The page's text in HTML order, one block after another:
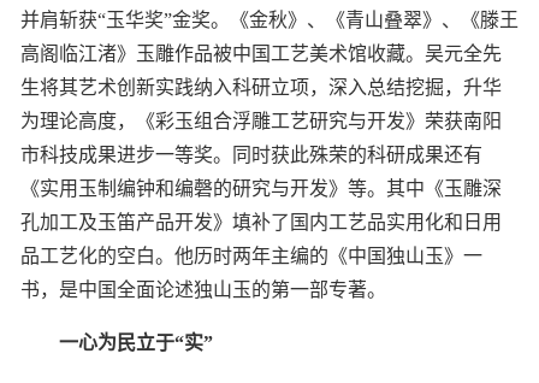
并肩斩获“玉华奖”金奖。《金秋》、《青山叠翠》、《滕王
高阁临江渚》玉雕作品被中国工艺美术馆收藏。吴元全先
生将其艺术创新实践纳入科研立项，深入总结挖掘，升华
为理论高度，《彩玉组合浮雕工艺研究与开发》荣获南阳
市科技成果进步一等奖。同时获此殊荣的科研成果还有
《实用玉制编钟和编磬的研究与开发》等。其中《玉雕深
孔加工及玉笛产品开发》填补了国内工艺品实用化和日用
品工艺化的空白。他历时两年主编的《中国独山玉》一
书，是中国全面论述独山玉的第一部专著。
一心为民立于“实”